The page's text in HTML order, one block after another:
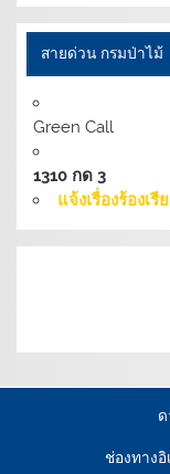
สายด่วน กรมป่าไม้
Green Call
1310 กด 3
แจ้งเรื่องร้องเ
ช่องทาง